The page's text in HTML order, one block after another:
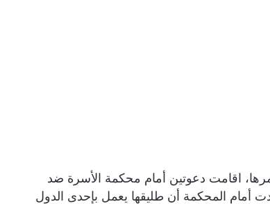
اقامت دعوتين أمام محكمة الأسرة ضد
أمام المحكمة أن طليقها يعمل بإحدى الدول